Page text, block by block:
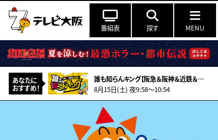
番組表 探す MENU
あなたに
おすすめ！
誰も知らんキング【阪急＆阪神＆近鉄＆南海＆メトロ…鉄道ミステリー2026夏】
8月15日(土) 夜9:58〜10:54